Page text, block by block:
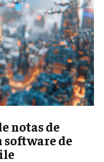
notas de
software de